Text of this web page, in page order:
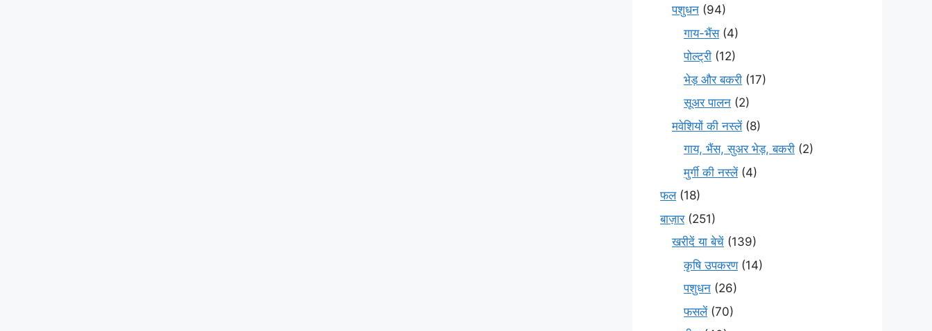
पशुधन (94)
गाय-भैंस(4)
पोल्ट्री (12)
भेड़ और बकरी (17)
सूअर पालन (2)
मवेशियों की नस्लें(8)
गाय, भैंस, सुअर भेड़, बकरी (2)
मुर्गी की नस्लें(4)
फल(18)
बाज़ार(251)
खरीदें या बेचें (139)
कृषि उपकरण(14)
पशुधन (26)
फसलें(70)